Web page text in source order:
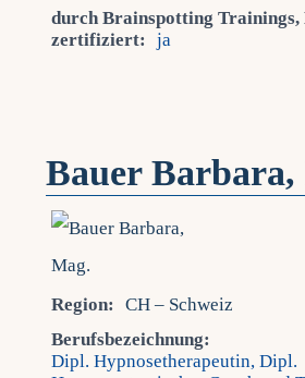
durch Brainspotting Trainings,
zertifiziert:
ja
Bauer Barbara,
Region:
CH – Schweiz
Berufsbezeichnung:
Dipl. Hypnosetherapeutin, Dipl.